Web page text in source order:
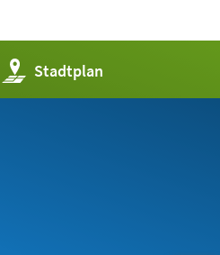
Stadtplan
(Öffnet
in
einem